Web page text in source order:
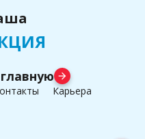
arrow_forward
Карьера